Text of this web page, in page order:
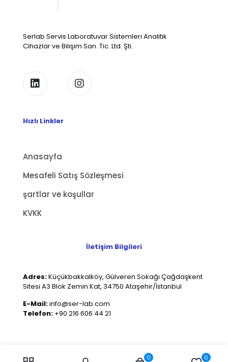
Serlab Servis Laboratuvar Sistemleri Analitik
Cihazlar ve Bilişim San. Tic. Ltd. Şti.
Hızlı Linkler
Anasayfa
Mesafeli Satış Sözleşmesi
şartlar ve koşullar
KVKK
İletişim Bilgileri
Adres:Küçükbakkalköy, Gülveren Sokağı Çağdaşkent
Sitesi A3 Blok Zemin Kat, 34750 Ataşehir/İstanbul
E-Mail:info@ser-lab.com
Telefon: +90 216 606 44 21
0 0